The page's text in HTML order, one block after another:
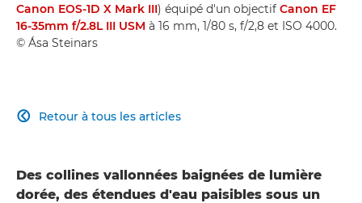
Canon EOS-1D X Mark III) équipé d'un objectif Canon EF
16-35mm f/2.8L III USM à 16 mm, 1/80 s, f/2,8 et ISO 4000.
© Ása Steinars
Retour à tous les articles

Des collines vallonnées baignées de lumière
dorée, des étendues d'eau paisibles sous un